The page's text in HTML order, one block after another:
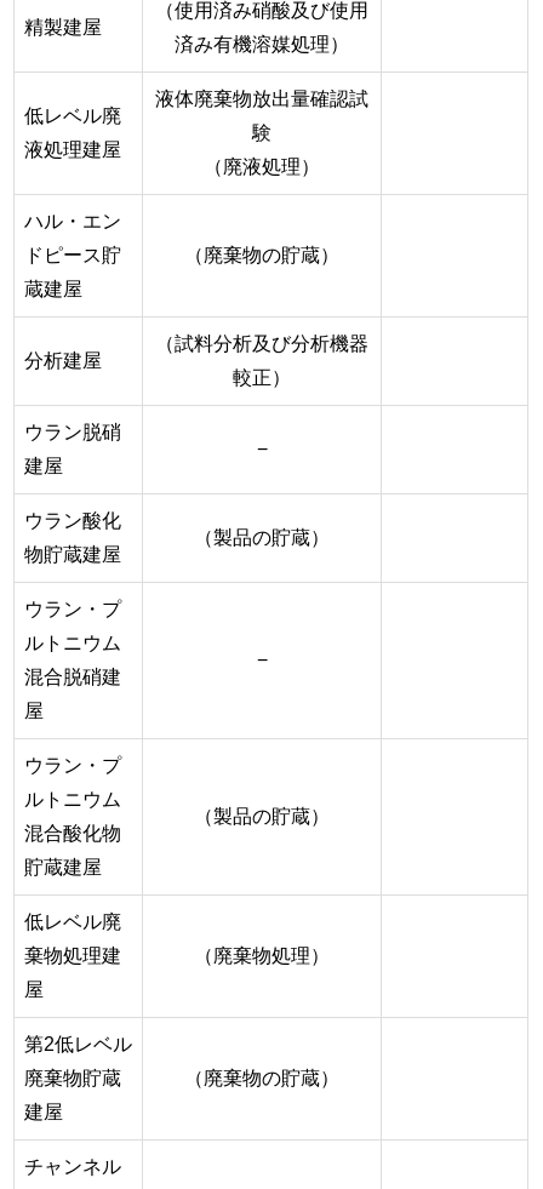
精製建屋
（使用済み硝酸及び使用
済み有機溶媒処理）
低レベル廃
液処理建屋
液体廃棄物放出量確認試
験
（廃液処理）
ハル・エン
ドピース貯
蔵建屋
（廃棄物の貯蔵）
分析建屋
（試料分析及び分析機器
較正）
ウラン脱硝
建屋
−
ウラン酸化
物貯蔵建屋
（製品の貯蔵）
ウラン・プ
ルトニウム
混合脱硝建
屋
−
ウラン・プ
ルトニウム
混合酸化物
貯蔵建屋
（製品の貯蔵）
低レベル廃
棄物処理建
屋
（廃棄物処理）
第2低レベル
廃棄物貯蔵
建屋
（廃棄物の貯蔵）
チャンネル